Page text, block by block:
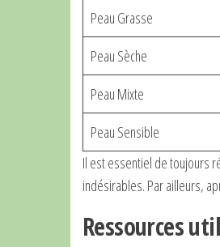
Peau Grasse
Peau Sèche
Peau Mixte
Peau Sensible
Il est essentiel de toujours
indésirables. Par ailleurs,
Ressources